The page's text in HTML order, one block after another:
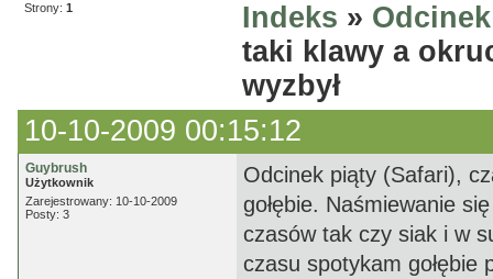
Strony: 1 Indeks »
taki klawy a
wyzbył
10-10-2009 00:15:12
Guybrush
Użytkownik
Zarejestrowany: 10-10-2009
Posty: 3
Odcinek piąty (Safari),
gołębie. Naśmiewanie
czasów tak czy siak i w
czasu spotykam gołębie